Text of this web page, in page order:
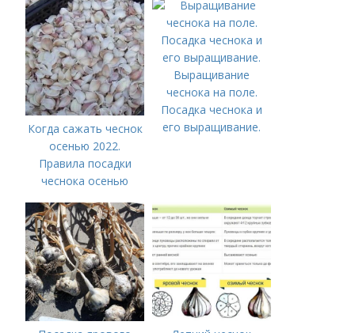
домашних условиях?
Когда сажать чеснок
осенью 2022.
Правила посадки
чеснока осенью
Выращивание
чеснока на поле.
Посадка чеснока и
его выращивание.